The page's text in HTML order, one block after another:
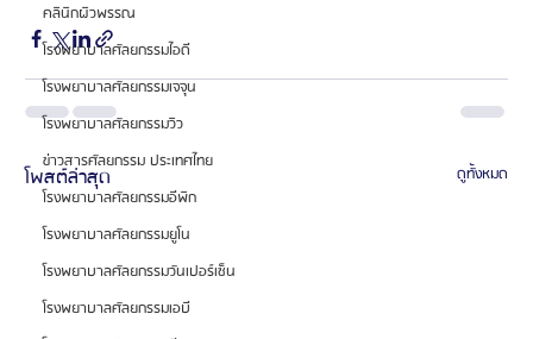
คลินิกผิวพรรณ
โรงพยาบาลศัลยกรรมไอดี
โรงพยาบาลศัลยกรรมเจจุน
โรงพยาบาลศัลยกรรมวิว
ข่าวสารศัลยกรรม ประเทศไทย
โรงพยาบาลศัลยกรรมอีพิก
โรงพยาบาลศัลยกรรมยูโน
โรงพยาบาลศัลยกรรมวันเปอร์เซ็น
โรงพยาบาลศัลยกรรมเอบี
โพสต์ล่าสุด ดูทั้งหมด